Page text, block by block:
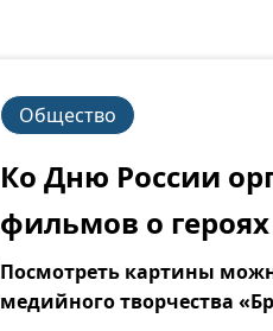
Общество
Ко Дню России
фильмов о
Посмотреть картины
медийного творчества